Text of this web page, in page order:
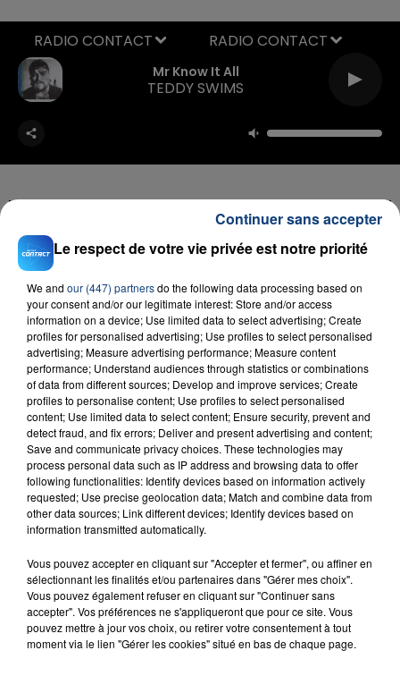
Mr Know It All
TEDDY SWIMS
RADIO CONTACT
FIL D'ACTU
23 juillet 2026
INCENDIE MORTEL À LENS : UNE FEMME ET
SON BÉBÉ ENTRE LA VIE ET LA...
Un homme s'est immolé par le feu après avoir
aspergé sa compagne et leur bébé de trois mois
d'un liquide inflammable.
20 juillet 2026
Le respect de votre vie privée est notre priorité
We and our (447) partnersdo the following data processing based on
your consent and/or our legitimate interest: Store and/or access
information on a device; Use limited data to select advertising; Create
profiles for personalised advertising; Use profiles to select personalised
advertising; Measure advertising performance; Measure content
performance; Understand audiences through statistics or combinations
of data from different sources; Develop and improve services; Create
profiles to personalise content; Use profiles to select personalised
content; Use limited data to select content; Ensure security, prevent and
detect fraud, and fix errors; Deliver and present advertising and content;
Save and communicate privacy choices. These technologies may
process personal data such as IP address and browsing data to offer
following functionalities: Identify devices based on information actively
requested; Use precise geolocation data; Match and combine data from
other data sources; Link different devices; Identify devices based on
information transmitted automatically.
Vous pouvez accepter en cliquant sur "Accepter et fermer", ou affiner en
sélectionnant les finalités et/ou partenaires dans "Gérer mes choix".
Vous pouvez également refuser en cliquant sur "Continuer sans
accepter". Vos préférences ne s'appliqueront que pour ce site. Vous
pouvez mettre à jour vos choix, ou retirer votre consentement à tout
moment via le lien "Gérer les cookies" situé en bas de chaque page.
Continuer sans accepter